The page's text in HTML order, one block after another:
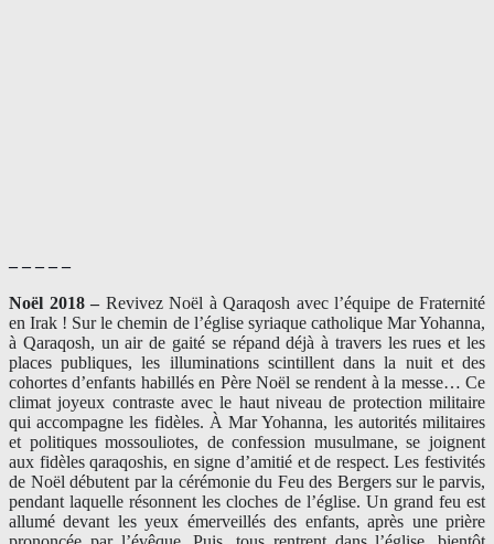
– – – – –
Noël 2018 – Revivez Noël à Qaraqosh avec l’équipe de Fraternité
en Irak ! Sur le chemin de l’église syriaque catholique Mar Yohanna,
à Qaraqosh, un air de gaité se répand déjà à travers les rues et les
places publiques, les illuminations scintillent dans la nuit et des
cohortes d’enfants habillés en Père Noël se rendent à la messe… Ce
climat joyeux contraste avec le haut niveau de protection militaire
qui accompagne les fidèles. À Mar Yohanna, les autorités militaires
et politiques mossouliotes, de confession musulmane, se joignent
aux fidèles qaraqoshis, en signe d’amitié et de respect. Les festivités
de Noël débutent par la cérémonie du Feu des Bergers sur le parvis,
pendant laquelle résonnent les cloches de l’église. Un grand feu est
allumé devant les yeux émerveillés des enfants, après une prière